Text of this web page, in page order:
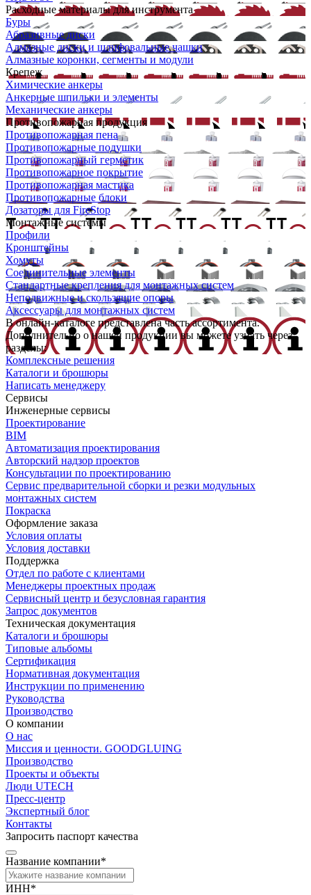
Расходные материалы для инструмента
Буры
Абразивные диски
Алмазные диски и шлифовальные чашки
Алмазные коронки, сегменты и модули
Крепеж
Химические анкеры
Анкерные шпильки и элементы
Механические анкеры
Противопожарная продукция
Противопожарная пена
Противопожарные подушки
Противопожарный герметик
Противопожарное покрытие
Противопожарная мастика
Противопожарные блоки
Дозаторы для FireStop
Монтажные системы
Профили
Кронштейны
Хомуты
Соединительные элементы
Стандартные крепления для монтажных систем
Неподвижные и скользящие опоры
Аксессуары для монтажных систем
В онлайн-каталоге представлена часть ассортимента.
Дополнительно о нашей продукции вы можете узнать через
разделы:
Комплексные решения
Каталоги и брошюры
Написать менеджеру
Сервисы
Инженерные сервисы
Проектирование
BIM
Автоматизация проектирования
Авторский надзор проектов
Консультации по проектированию
Сервис предварительной сборки и резки модульных
монтажных систем
Покраска
Оформление заказа
Условия оплаты
Условия доставки
Поддержка
Отдел по работе с клиентами
Менеджеры проектных продаж
Сервисный центр и безусловная гарантия
Запрос документов
Техническая документация
Каталоги и брошюры
Типовые альбомы
Сертификация
Нормативная документация
Инструкции по применению
Руководства
Производство
О компании
О нас
Миссия и ценности. GOODGLUING
Производство
Проекты и объекты
Люди UTECH
Пресс-центр
Экспертный блог
Контакты
Запросить паспорт качества
Название компании*
ИНН*